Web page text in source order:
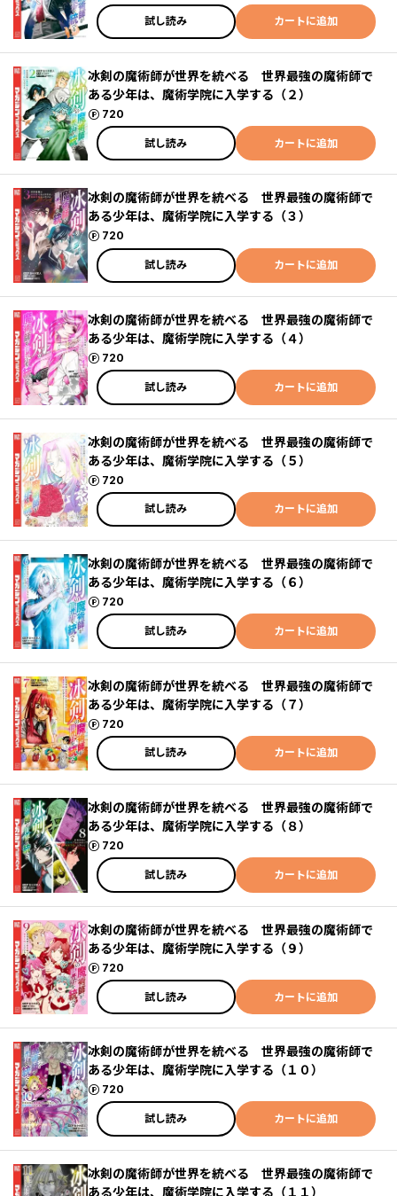
試し読み カートに追加
冰剣の魔術師が世界を統べる 世界最強の魔術師で
ある少年は、魔術学院に入学する（２）
720
ポイント
試し読み カートに追加
冰剣の魔術師が世界を統べる 世界最強の魔術師で
ある少年は、魔術学院に入学する（３）
720
ポイント
試し読み カートに追加
冰剣の魔術師が世界を統べる 世界最強の魔術師で
ある少年は、魔術学院に入学する（４）
720
ポイント
試し読み カートに追加
冰剣の魔術師が世界を統べる 世界最強の魔術師で
ある少年は、魔術学院に入学する（５）
720
ポイント
試し読み カートに追加
冰剣の魔術師が世界を統べる 世界最強の魔術師で
ある少年は、魔術学院に入学する（６）
720
ポイント
試し読み カートに追加
冰剣の魔術師が世界を統べる 世界最強の魔術師で
ある少年は、魔術学院に入学する（７）
720
ポイント
試し読み カートに追加
冰剣の魔術師が世界を統べる 世界最強の魔術師で
ある少年は、魔術学院に入学する（８）
720
ポイント
試し読み カートに追加
冰剣の魔術師が世界を統べる 世界最強の魔術師で
ある少年は、魔術学院に入学する（９）
720
ポイント
試し読み カートに追加
冰剣の魔術師が世界を統べる 世界最強の魔術師で
ある少年は、魔術学院に入学する（１０）
720
ポイント
試し読み カートに追加
冰剣の魔術師が世界を統べる 世界最強の魔術師で
ある少年は、魔術学院に入学する（１１）